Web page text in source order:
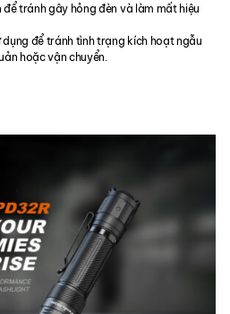
tránh gây hỏng đèn và làm mất hiệu
dụng để tránh tình trạng kích hoạt ngẫu
hoặc vận chuyển.